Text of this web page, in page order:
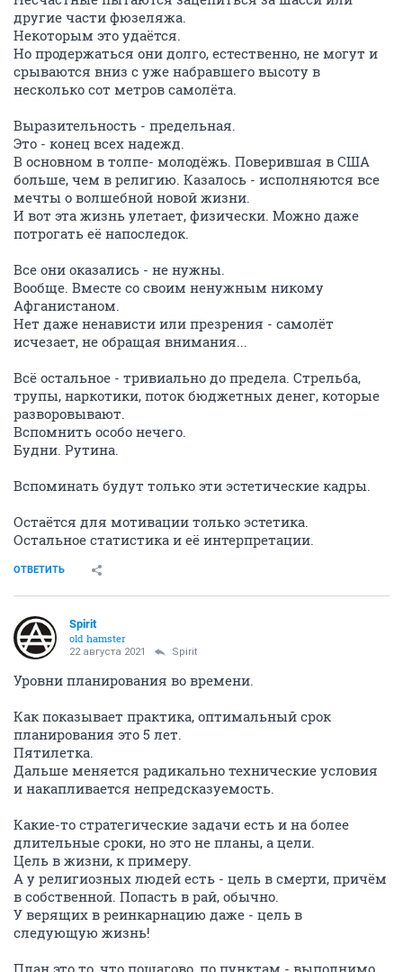
другие части фюзеляжа.
Некоторым это удаётся.
Но продержаться они долго, естественно, не могут и
срываются вниз с уже набравшего высоту в
несколько сот метров самолёта.
Выразительность - предельная.
Это - конец всех надежд.
В основном в толпе- молодёжь. Поверившая в США
больше, чем в религию. Казалось - исполняются все
мечты о волшебной новой жизни.
И вот эта жизнь улетает, физически. Можно даже
потрогать её напоследок.
Все они оказались - не нужны.
Вообще. Вместе со своим ненужным никому
Афганистаном.
Нет даже ненависти или презрения - самолёт
исчезает, не обращая внимания...
Всё остальное - тривиально до предела. Стрельба,
трупы, наркотики, поток бюджетных денег, которые
разворовывают.
Вспомнить особо нечего.
Будни. Рутина.
Вспоминать будут только эти эстетические кадры.
Остаётся для мотивации только эстетика.
Остальное статистика и её интерпретации.
ОТВЕТИТЬ
Spirit
old hamster
22 августа 2021 Spirit
Уровни планирования во времени.
Как показывает практика, оптимальный срок
планирования это 5 лет.
Пятилетка.
Дальше меняется радикально технические условия
и накапливается непредсказуемость.
Какие-то стратегические задачи есть и на более
длительные сроки, но это не планы, а цели.
Цель в жизни, к примеру.
А у религиозных людей есть - цель в смерти, причём
в собственной. Попасть в рай, обычно.
У верящих в реинкарнацию даже - цель в
следующую жизнь!
План это то, что пошагово, по пунктам - выполнимо.